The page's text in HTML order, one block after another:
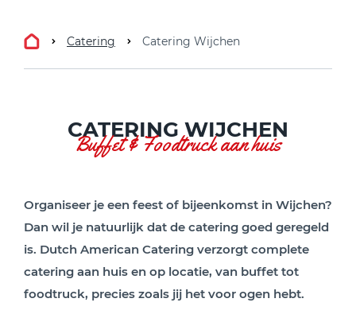
Catering Catering Wijchen
CATERING WIJCHEN
Buffet & Foodtruck aan huis
Organiseer je een feest of bijeenkomst in Wijchen?
Dan wil je natuurlijk dat de catering goed geregeld
is. Dutch American Catering verzorgt complete
catering aan huis en op locatie, van buffet tot
foodtruck, precies zoals jij het voor ogen hebt.